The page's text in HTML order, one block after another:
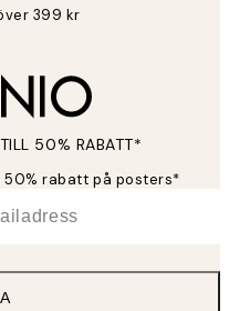
399 kr
50% RABATT*
50% rabatt på posters*